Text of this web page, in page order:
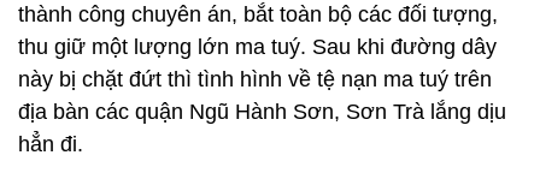
thành công chuyên án, bắt toàn bộ các đối tượng,
thu giữ một lượng lớn ma tuý. Sau khi đường dây
này bị chặt đứt thì tình hình về tệ nạn ma tuý trên
địa bàn các quận Ngũ Hành Sơn, Sơn Trà lắng dịu
hẳn đi.